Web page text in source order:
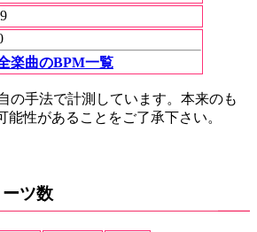
楽曲のBPM一覧
の手法で計測しています。本来のも
能性があることをご了承下さい。
ツ数